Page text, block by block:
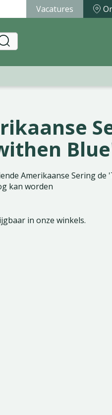
Vacatures
Amerikaanse Sering
kan worden
in onze winkels.